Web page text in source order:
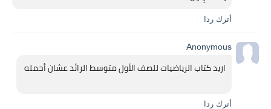
أترك ردا
Anonymous
اريد كتاب الرياضيات للصف الأول متوسط الرائد عشان أحمله
أترك ردا